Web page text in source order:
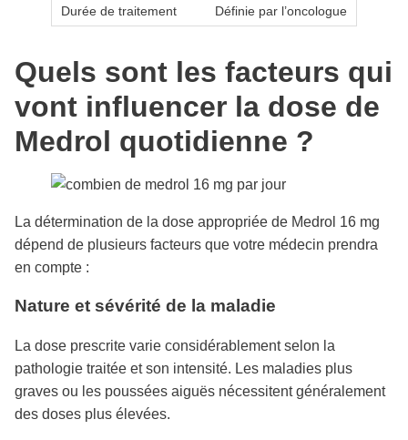
Définie par l’oncologue
Quels sont les facteurs qui
vont influencer la dose de
Medrol quotidienne ?
La détermination de la dose appropriée de Medrol 16 mg
dépend de plusieurs facteurs que votre médecin prendra
en compte :
Nature et sévérité de la maladie
La dose prescrite varie considérablement selon la
pathologie traitée et son intensité. Les maladies plus
graves ou les poussées aiguës nécessitent généralement
des doses plus élevées.